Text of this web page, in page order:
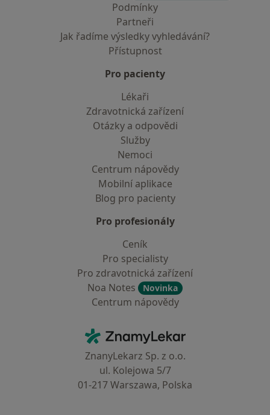
Podmínky
Partneři
Jak řadíme výsledky vyhledávání?
Přístupnost
Pro pacienty
Lékaři
Zdravotnická zařízení
Otázky a odpovědi
Služby
Nemoci
Centrum nápovědy
Mobilní aplikace
Blog pro pacienty
Pro profesionály
Ceník
Pro specialisty
Pro zdravotnická zařízení
Noa Notes
Novinka
Centrum nápovědy
ZnamyLekar - Hlavní stránka
ZnanyLekarz Sp. z o.o.
ul. Kolejowa 5/7
01-217 Warszawa, Polska